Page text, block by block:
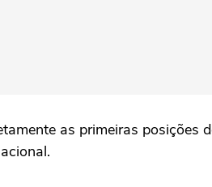
as primeiras posições